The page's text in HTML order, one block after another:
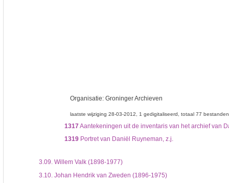
Organisatie: Groninger Archieven
laatste wijziging 28-03-2012 1 gedigitaliseerd totaal 77 bestanden
1317Aantekeningen uit de inventaris van het archief van
1319Portret van Daniël Ruyneman, z.j.
3.09.Willem Valk (1898-1977)
3.10. Johan Hendrik van Zweden (1896-1975)